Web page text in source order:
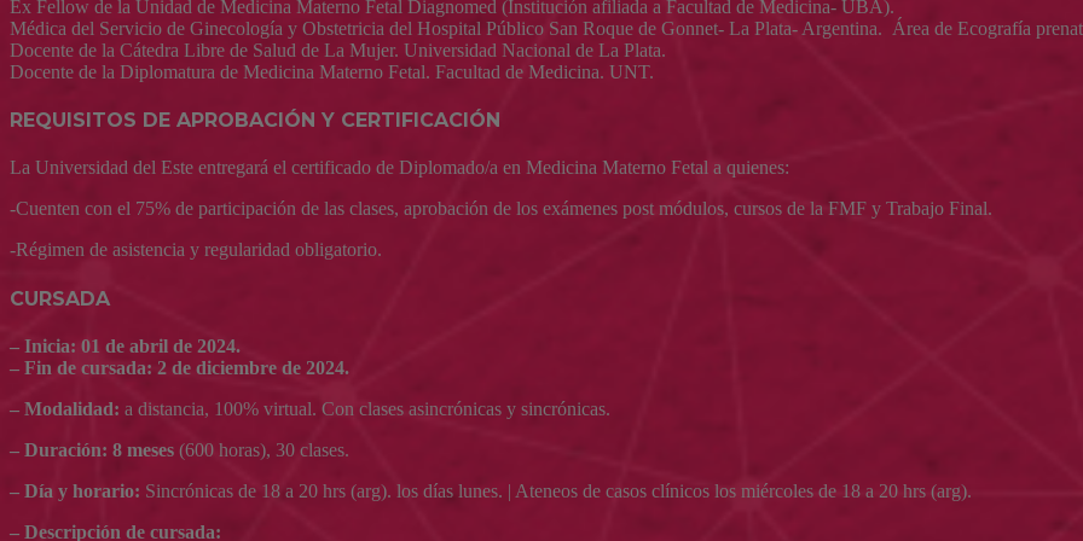
Ex Fellow de la Unidad de Medicina Materno Fetal Diagnomed (Institución afiliada a Facultad de Medicina- UBA).
Médica del Servicio de Ginecología y Obstetricia del Hospital Público San Roque de Gonnet- La Plata- Argentina. Área de Ecografía
Docente de la Cátedra Libre de Salud de La Mujer. Universidad Nacional de La Plata.
Docente de la Diplomatura de Medicina Materno Fetal. Facultad de Medicina. UNT.
REQUISITOS DE APROBACIÓN Y CERTIFICACIÓN
La Universidad del Este entregará el certificado de Diplomado/a en Medicina Materno Fetal a quienes:
-Cuenten con el 75% de participación de las clases, aprobación de los exámenes post módulos, cursos de la FMF y Trabajo Final.
-Régimen de asistencia y regularidad obligatorio.
CURSADA
– Inicia: 01 de abril de 2024.
– Fin de cursada: 2 de diciembre de 2024.
– Modalidad: a distancia, 100% virtual. Con clases asincrónicas y sincrónicas.
– Duración: 8 meses (600 horas), 30 clases.
– Día y horario: Sincrónicas de 18 a 20 hrs (arg). los días lunes. | Ateneos de casos clínicos los miércoles de 18 a 20 hrs (arg).
– Descripción de cursada: